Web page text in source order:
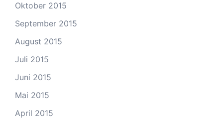
Oktober 2015
September 2015
August 2015
Juli 2015
Juni 2015
Mai 2015
April 2015